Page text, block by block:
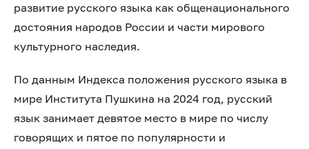
развитие русского языка как общенационального
достояния народов России и части мирового
культурного наследия.
По данным Индекса положения русского языка в
мире Института Пушкина на 2024 год, русский
язык занимает девятое место в мире по числу
говорящих и пятое по популярности и